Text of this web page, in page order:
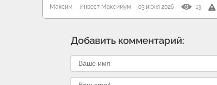
Максим Инвест Максимум 03 июня 2026 13
Добавить комментарий: